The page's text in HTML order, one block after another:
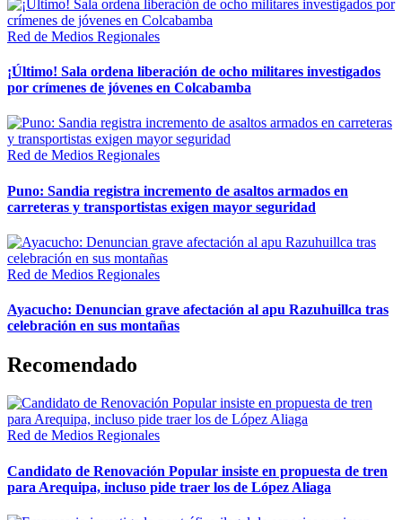
Red de Medios Regionales
¡Último! Sala ordena liberación de ocho militares investigados
por crímenes de jóvenes en Colcabamba
Red de Medios Regionales
Puno: Sandia registra incremento de asaltos armados en
carreteras y transportistas exigen mayor seguridad
Red de Medios Regionales
Ayacucho: Denuncian grave afectación al apu Razuhuillca tras
celebración en sus montañas
Recomendado
Red de Medios Regionales
Candidato de Renovación Popular insiste en propuesta de tren
para Arequipa, incluso pide traer los de López Aliaga